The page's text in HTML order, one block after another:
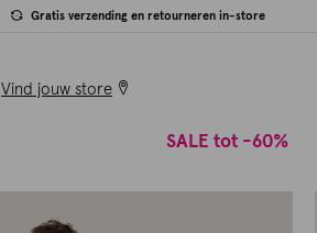
Gratis verzending en retourneren in-store
Vind jouw store
SALE tot -60%